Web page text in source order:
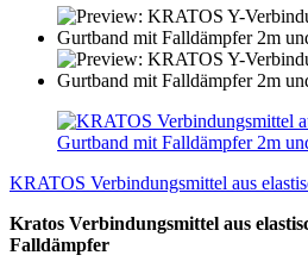
KRATOS Verbindungsmittel aus
Kratos Verbindungsmittel aus
Falldämpfer